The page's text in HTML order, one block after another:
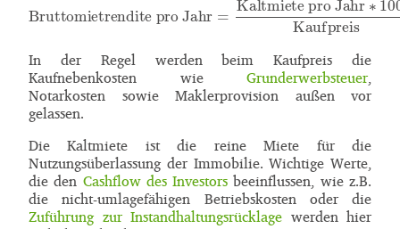
In der Regel werden beim Kaufpreis die
Kaufnebenkosten wie Grunderwerbsteuer,
Notarkosten sowie Maklerprovision außen vor
gelassen.
Die Kaltmiete ist die reine Miete für die
Nutzungsüberlassung der Immobilie. Wichtige Werte,
die denCashflow des Investors beeinflussen, wie z.B.
die nicht-umlagefähigen Betriebskosten oder die
Zuführung zur Instandhaltungsrücklage werden hier